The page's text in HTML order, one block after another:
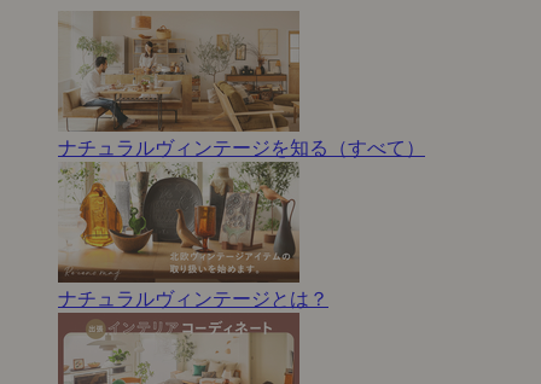
ナチュラルヴィンテージを知る（すべて）
ナチュラルヴィンテージとは？